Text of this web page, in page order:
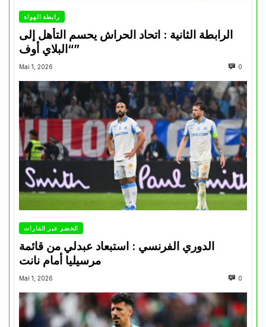
رابطة الهواة
الرابطة الثانية : اتحاد الحراش يحسم التأهل إلى
“البلاي أوف”
Mai 1, 2026 0
الخضر عبر القارات
الدوري الفرنسي : استبعاد عبدلي من قائمة
مرسيليا أمام نانت
Mai 1, 2026 0